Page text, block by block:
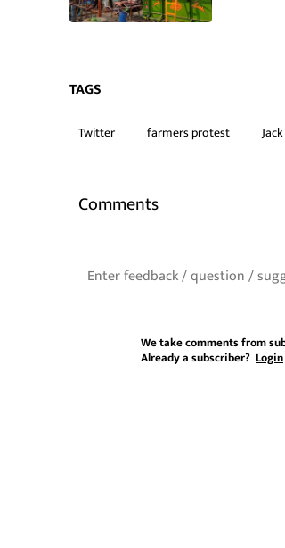
TAGS
Twitter farmers protest
Comments
We take comments from
Already a subscriber? Login